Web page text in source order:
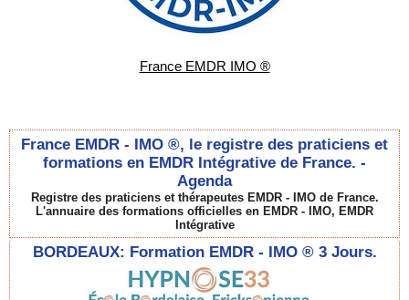
France EMDR IMO ®
France EMDR - IMO ®, le registre des praticiens et
formations en EMDR Intégrative de France. -
Agenda
Registre des praticiens et thérapeutes EMDR - IMO de France.
L'annuaire des formations officielles en EMDR - IMO, EMDR
Intégrative
BORDEAUX: Formation EMDR - IMO ® 3 Jours.